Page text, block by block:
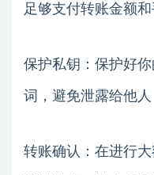
足够支付转账金额和
保护私钥：保护好
词，避免泄露给他人
转账确认：在进行